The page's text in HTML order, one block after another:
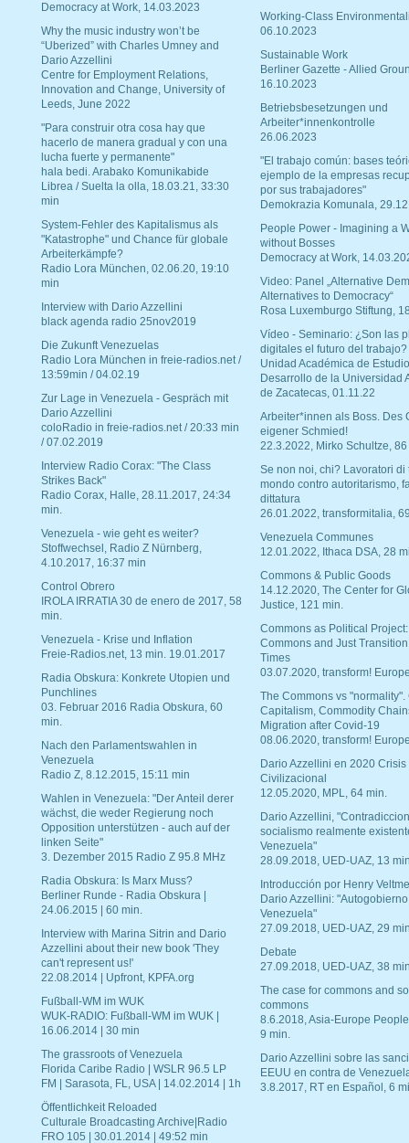
Democracy at Work, 14.03.2023
Why the music industry won’t be
“Uberized” with Charles Umney and
Dario Azzellini
Centre for Employment Relations,
Innovation and Change, University of
Leeds, June 2022
"Para construir otra cosa hay que
hacerlo de manera gradual y con una
lucha fuerte y permanente"
hala bedi. Arabako Komunikabide
Librea / Suelta la olla, 18.03.21, 33:30
min
System-Fehler des Kapitalismus als
"Katastrophe" und Chance für globale
Arbeiterkämpfe?
Radio Lora München, 02.06.20, 19:10
min
Interview with Dario Azzellini
black agenda radio 25nov2019
Die Zukunft Venezuelas
Radio Lora München in freie-radios.net /
13:59min / 04.02.19
Zur Lage in Venezuela - Gespräch mit
Dario Azzellini
coloRadio in freie-radios.net / 20:33 min
/ 07.02.2019
Interview Radio Corax: "The Class
Strikes Back"
Radio Corax, Halle, 28.11.2017, 24:34
min.
Venezuela - wie geht es weiter?
Stoffwechsel, Radio Z Nürnberg,
4.10.2017, 16:37 min
Control Obrero
IROLA IRRATIA 30 de enero de 2017, 58
min.
Venezuela - Krise und Inflation
Freie-Radios.net, 13 min. 19.01.2017
Radia Obskura: Konkrete Utopien und
Punchlines
03. Februar 2016 Radia Obskura, 60
min.
Nach den Parlamentswahlen in
Venezuela
Radio Z, 8.12.2015, 15:11 min
Wahlen in Venezuela: "Der Anteil derer
wächst, die weder Regierung noch
Opposition unterstützen - auch auf der
linken Seite"
3. Dezember 2015 Radio Z 95.8 MHz
Radia Obskura: Is Marx Muss?
Berliner Runde - Radia Obskura |
24.06.2015 | 60 min.
Interview with Marina Sitrin and Dario
Azzellini about their new book 'They
can't represent us!'
22.08.2014 | Upfront, KPFA.org
Fußball-WM im WUK
WUK-RADIO: Fußball-WM im WUK |
16.06.2014 | 30 min
The grassroots of Venezuela
Florida Caribe Radio | WSLR 96.5 LP
FM | Sarasota, FL, USA | 14.02.2014 | 1h
Öffentlichkeit Reloaded
Culturale Broadcasting Archive|Radio
FRO 105 | 30.01.2014 | 49:52 min
Working-Class
06.10.2023
Sustainable Work
Berliner Gazette - Allied
16.10.2023
Betriebsbesetzungen und
Arbeiter*innenkontrolle
26.06.2023
"El trabajo común: bases
ejemplo de la empresas
por sus trabajadores"
Demokrazia Komunala,
People Power - Imagining a
without Bosses
Democracy at Work,
Video: Panel „Alternative
Alternatives to Democracy“
Rosa Luxemburgo Stiftung,
Vídeo - Seminario: ¿Son las
digitales el futuro del trabajo?
Unidad Académica de
Desarrollo de la Universidad
de Zacatecas, 01.11.22
Arbeiter*innen als Boss. Des
eigener Schmied!
22.3.2022, Mirko Schultze, 86
Se non noi, chi? Lavoratori di
mondo contro autoritarismo,
dittatura
26.01.2022, transformitalia,
Venezuela Communes
12.01.2022, Ithaca DSA, 28
Commons & Public Goods
14.12.2020, The Center for
Justice, 121 min.
Commons as Political Project:
Commons and Just
Times
03.07.2020, transform!
The Commons vs "normality".
Capitalism, Commodity
Migration after Covid-19
08.06.2020, transform!
Dario Azzellini en 2020 Crisis
Civilizacional
12.05.2020, MPL, 64 min.
Dario Azzellini,
socialismo realmente
Venezuela"
28.09.2018, UED-UAZ, 13
Introducción por Henry
Dario Azzellini:
Venezuela"
27.09.2018, UED-UAZ, 29
Debate
27.09.2018, UED-UAZ, 38
The case for commons and
commons
8.6.2018, Asia-Europe
9 min.
Dario Azzellini sobre las
EEUU en contra de
3.8.2017, RT en Español, 6